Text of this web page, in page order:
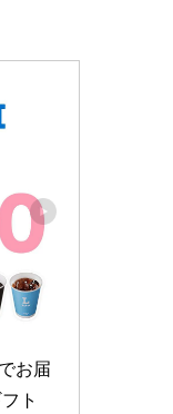
お届
ト